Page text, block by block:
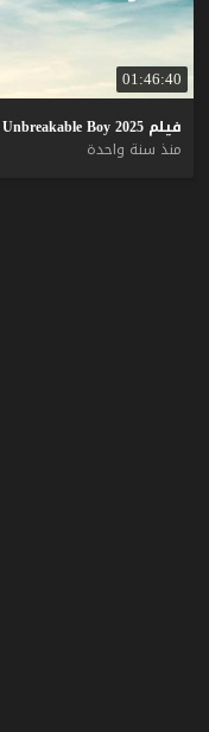
01:46:40
فيلم Unbreakable Boy 2025
منذ سنة واحدة